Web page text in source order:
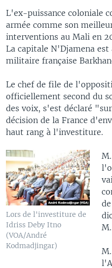
L'ex-puissance coloniale
armée comme son
interventions au Mali en
La capitale N'Djamena
militaire française
Le chef de file de
officiellement second du
des voix, s'est déclaré
décision de la France
haut rang à l'investiture.
Lors de l'investiture de
Idriss Deby Itno
(VOA/André
Kodmadjingar)